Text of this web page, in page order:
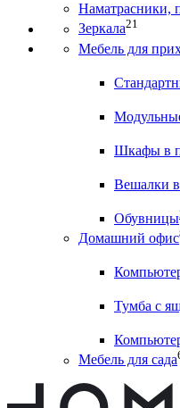
Наматрасники,
Зеркала21
Мебель для
Шкафы в
Вешалки
Обувницы
Домашний офис
Тумба с
Мебель для сада